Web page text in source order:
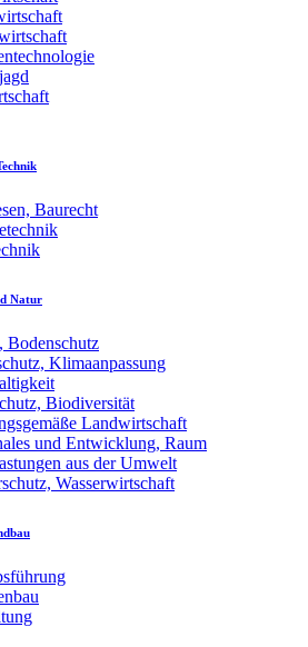
Baurecht
Natur
Bodenschutz
Klimaanpassung
Biodiversität
Landwirtschaft
und Entwicklung, Raum
aus der Umwelt
Wasserwirtschaft